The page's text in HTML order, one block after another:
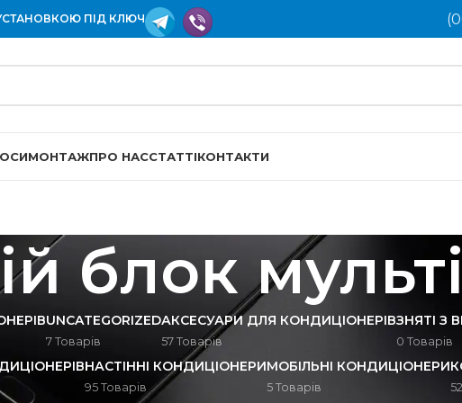
УСТАНОВКОЮ ПІД КЛЮЧ
МОНТАЖПРО НАССТАТТІКОНТАКТИ
блок
UNCATEGORIZED
7 Товарів
АКСЕСУАРИ ДЛЯ КОНДИЦІОНЕРІВ
57 Товарів
ЗНЯТІ З
0 Товарів
НАСТІННІ КОНДИЦІОНЕРИ
95 Товарів
МОБІЛЬНІ КОНДИЦІОНЕРИ
5 Товарів